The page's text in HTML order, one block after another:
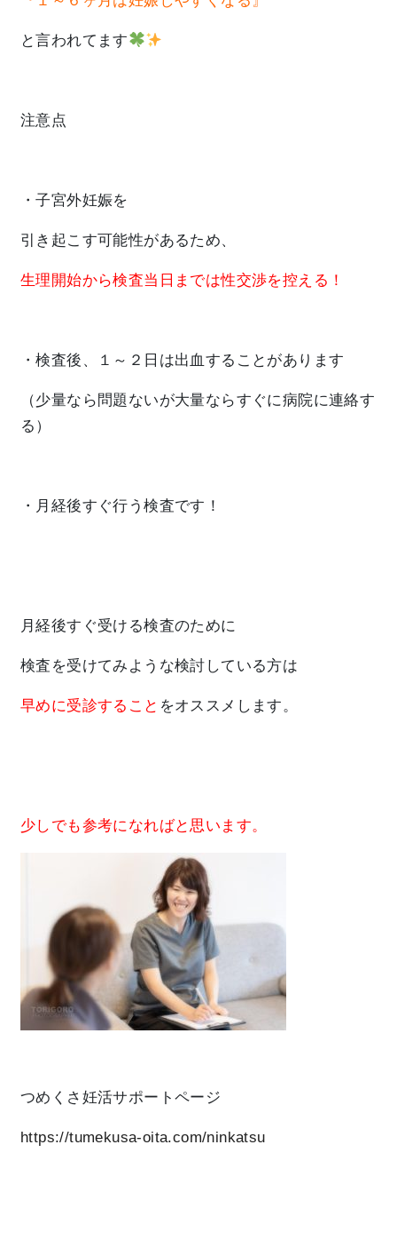
と言われてます
注意点
・子宮外妊娠を
引き起こす可能性があるため、
生理開始から検査当日までは性交渉を控える！
・検査後、１～２日は出血することがあります
（少量なら問題ないが大量ならすぐに病院に連絡す
る）
・月経後すぐ行う検査です！
月経後すぐ受ける検査のために
検査を受けてみような検討している方は
早めに受診すること をオススメします。
少しでも参考になればと思います。
つめくさ妊活サポートページ
https://tumekusa-oita.com/ninkatsu